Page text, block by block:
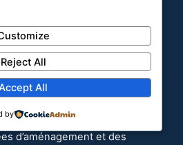
l’habitat. Nous partageons des
d’aménagement et des
Reject All
All
by